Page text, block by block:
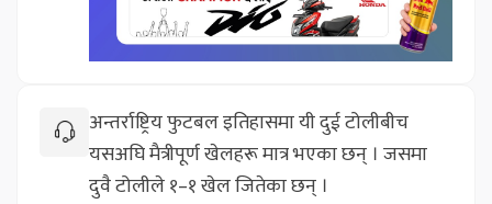
अन्तर्राष्ट्रिय फुटबल इतिहासमा यी दुई टोलीबीच
यसअघि मैत्रीपूर्ण खेलहरू मात्र भएका छन् । जसमा
दुवै टोलीले १–१ खेल जितेका छन् ।